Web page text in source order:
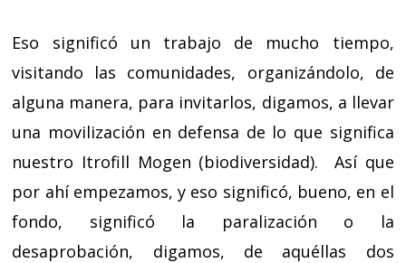
Eso significó un trabajo de mucho tiempo,
visitando las comunidades, organizándolo, de
alguna manera, para invitarlos, digamos, a llevar
una movilización en defensa de lo que significa
nuestro Itrofill Mogen (biodiversidad). Así que
por ahí empezamos, y eso significó, bueno, en el
fondo, significó la paralización o la
desaprobación, digamos, de aquéllas dos